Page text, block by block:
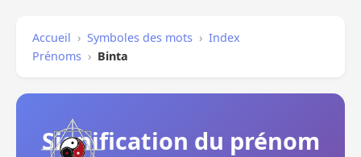
Accueil › Symboles des mots › Index
Prénoms › Binta
Signification du prénom